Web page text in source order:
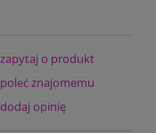
zapytaj o produkt
poleć znajomemu
dodaj opinię